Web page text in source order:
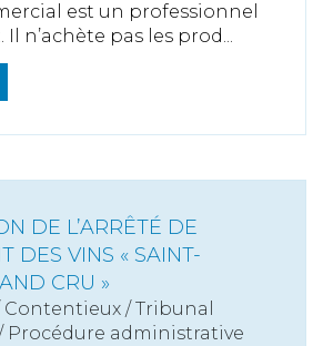
est un professionnel
n’achète pas les prod...
DE L’ARRÊTÉ DE
DES VINS « SAINT-
CRU »
Contentieux /Tribunal
administrative